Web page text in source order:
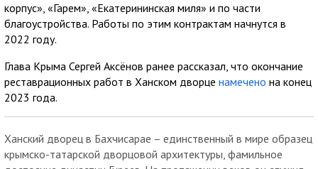
корпус», «Гарем», «Екатерининская миля» и по части
благоустройства. Работы по этим контрактам начнутся в
2022 году.
Глава Крыма Сергей Аксёнов ранее рассказал, что окончание
реставрационных работ в Ханском дворце намечено на конец
2023 года.
Ханский дворец в Бахчисарае – единственный в мире образец
крымско-татарской дворцовой архитектуры, фамильное